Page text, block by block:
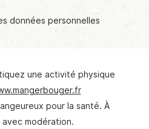
données personnelles
une activité physique
pour la santé. À
avec modération.